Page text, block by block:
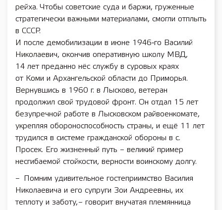
рейха. Чтобы советские суда и баржи, груженные
стратегически важными материалами, смогли отплыть
в СССР.
И после демобилизации в июне 1946‑го Василий
Николаевич, окончив оперативную школу МВД,
14 лет преданно нёс службу в суровых краях
от Коми и Архангельской области до Приморья.
Вернувшись в 1960 г. в Лысково, ветеран
продолжил свой трудовой фронт. Он отдал 15 лет
безупречной работе в Лысковском райвоенкомате,
укрепляя обороноспособность страны, и ещё 11 лет
трудился в системе гражданской обороны в с.
Просек. Его жизненный путь – великий пример
несгибаемой стойкости, верности воинскому долгу.
– Помним удивительное гостеприимство Василия
Николаевича и его супруги Зои Андреевны, их
теплоту и заботу, – говорит внучатая племянница